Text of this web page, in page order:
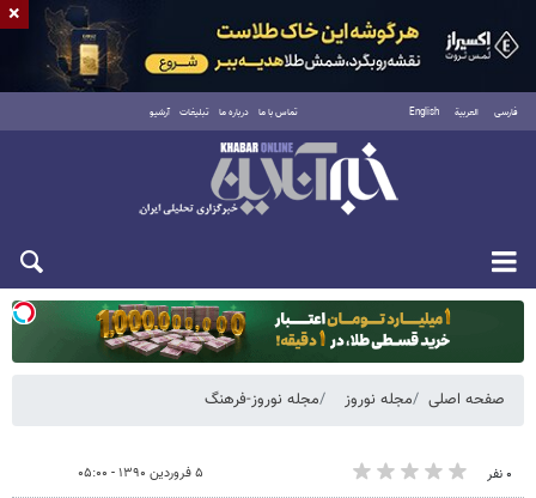
فارسی العربية English تماس با ما درباره ما تبلیغات آرشیو
دوشنبه ۱۹ مرداد ۱۴۰۵
صفحه اصلی مجله نوروز مجله نوروز-فرهنگ
۰ نفر ۵ فروردین ۱۳۹۰ - ۰۵:۰۰
×